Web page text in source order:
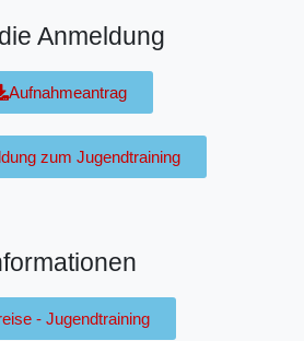
Anmeldung
Aufnahmeantrag
zum Jugendtraining
- Jugendtraining